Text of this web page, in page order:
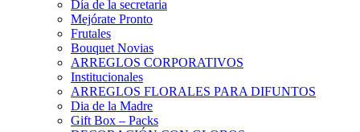
Día de la secretaria
Mejórate Pronto
Frutales
Bouquet Novias
ARREGLOS CORPORATIVOS
Institucionales
ARREGLOS FLORALES PARA DIFUNTOS
Dia de la Madre
Gift Box – Packs